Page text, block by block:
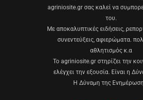
agriniosite.gr σας καλεί να
του.
Με αποκαλυπτικές ειδήσεις,
συνεντεύξεις, αφιερώματα.
αθλητισμός κ.α
Το agriniosite.gr στηρίζει την
ελέγχει την εξουσία. Είναι η
Η Δύναμη της